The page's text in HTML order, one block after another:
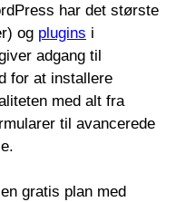
har det største
og plugins i
adgang til
for at installere
med alt fra
til avancerede
gratis plan med